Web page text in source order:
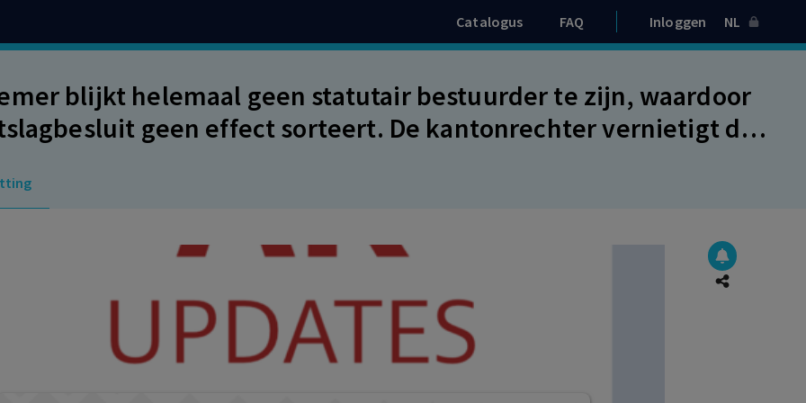
Catalogus FAQ Inloggen NL
blijkt helemaal geen statutair bestuurder te zijn, waardoor
geen effect sorteert. De kantonrechter vernietigt de